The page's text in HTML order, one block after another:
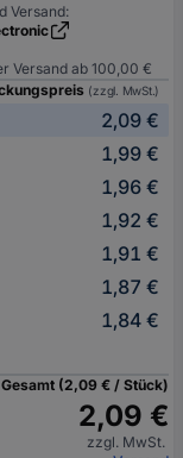
Versand:
Versand ab 100,00 €
(zzgl. MwSt.)
2,09 €
1,99 €
1,96 €
1,92 €
1,91 €
1,87 €
1,84 €
Gesamt (2,09 € / Stück)
2,09 €
zzgl. MwSt.